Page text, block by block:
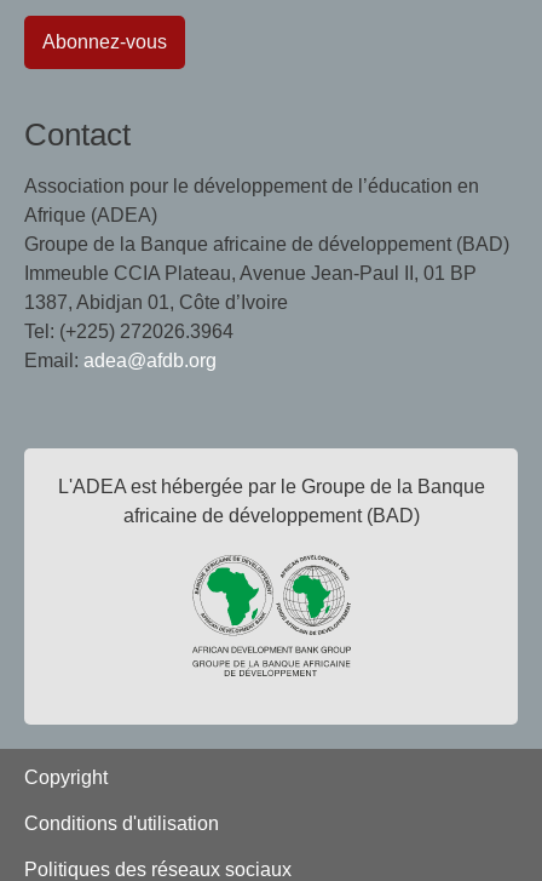
Abonnez-vous
Contact
Association pour le développement de l’éducation en
Afrique (ADEA)
Groupe de la Banque africaine de développement (BAD)
Immeuble CCIA Plateau, Avenue Jean-Paul II, 01 BP
1387, Abidjan 01, Côte d’Ivoire
Tel: (+225) 272026.3964
Email: adea@afdb.org
L'ADEA est hébergée par le Groupe de la Banque
africaine de développement (BAD)
Footer
Copyright
Conditions d'utilisation
Politiques des réseaux sociaux